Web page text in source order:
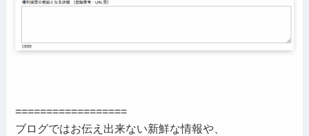
==================
ブログではお伝え出来ない新鮮な情報や、